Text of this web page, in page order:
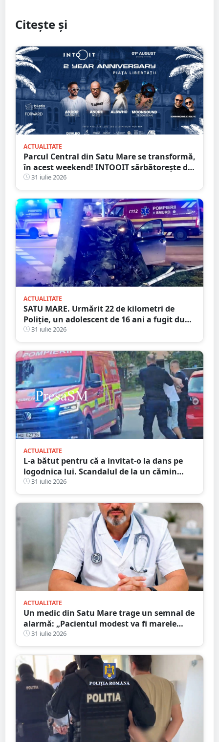
Citește și
ACTUALITATE
Parcul Central din Satu Mare se transformă,
în acest weekend! INTOOIT sărbătorește doi
ani printr-un eveniment spectaculos
31 iulie 2026
ACTUALITATE
SATU MARE. Urmărit 22 de kilometri de
Poliție, un adolescent de 16 ani a fugit după
ce a spulberat un stâlp
31 iulie 2026
ACTUALITATE
L-a bătut pentru că a invitat-o la dans pe
logodnica lui. Scandalul de la un cămin
cultural s-a încheiat cu condamnări și
despăgubiri
31 iulie 2026
ACTUALITATE
Un medic din Satu Mare trage un semnal de
alarmă: „Pacientul modest va fi marele
perdant”
31 iulie 2026